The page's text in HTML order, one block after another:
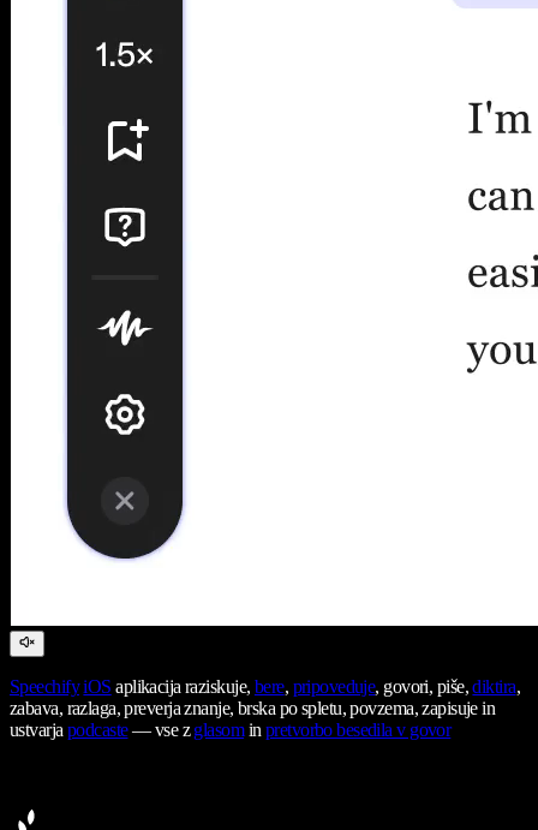
Speechify iOS aplikacija raziskuje, bere, pripoveduje, govori, piše,diktira,
zabava, razlaga, preverja znanje, brska po spletu, povzema, zapisuje in
ustvarjapodcaste— vse zglasominpretvorbo besedila v govor